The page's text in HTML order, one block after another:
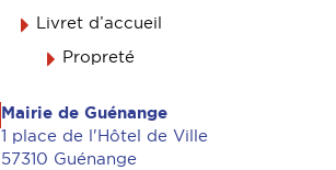
Livret d’accueil
Propreté
Mairie de Guénange
1 place de l'Hôtel de Ville
57310 Guénange